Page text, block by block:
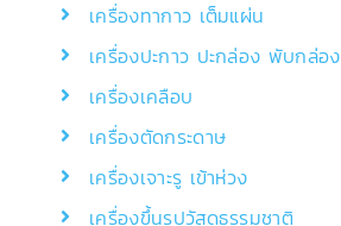
เครื่องทากาว เต็มแผ่น
เครื่องปะกาว ปะกล่อง พับกล่อง
เครื่องเคลือบ
เครื่องตัดกระดาษ
เครื่องเจาะรู เข้าห่วง
เครื่องขึ้นรูปวัสดุธรรมชาติ